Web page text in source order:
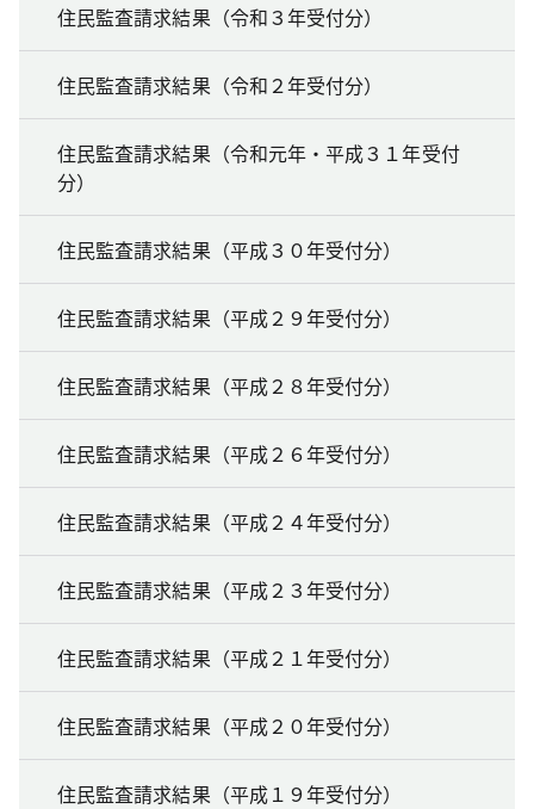
住民監査請求結果（令和３年受付分）
住民監査請求結果（令和２年受付分）
住民監査請求結果（令和元年・平成３１年受付
分）
住民監査請求結果（平成３０年受付分）
住民監査請求結果（平成２９年受付分）
住民監査請求結果（平成２８年受付分）
住民監査請求結果（平成２６年受付分）
住民監査請求結果（平成２４年受付分）
住民監査請求結果（平成２３年受付分）
住民監査請求結果（平成２１年受付分）
住民監査請求結果（平成２０年受付分）
住民監査請求結果（平成１９年受付分）